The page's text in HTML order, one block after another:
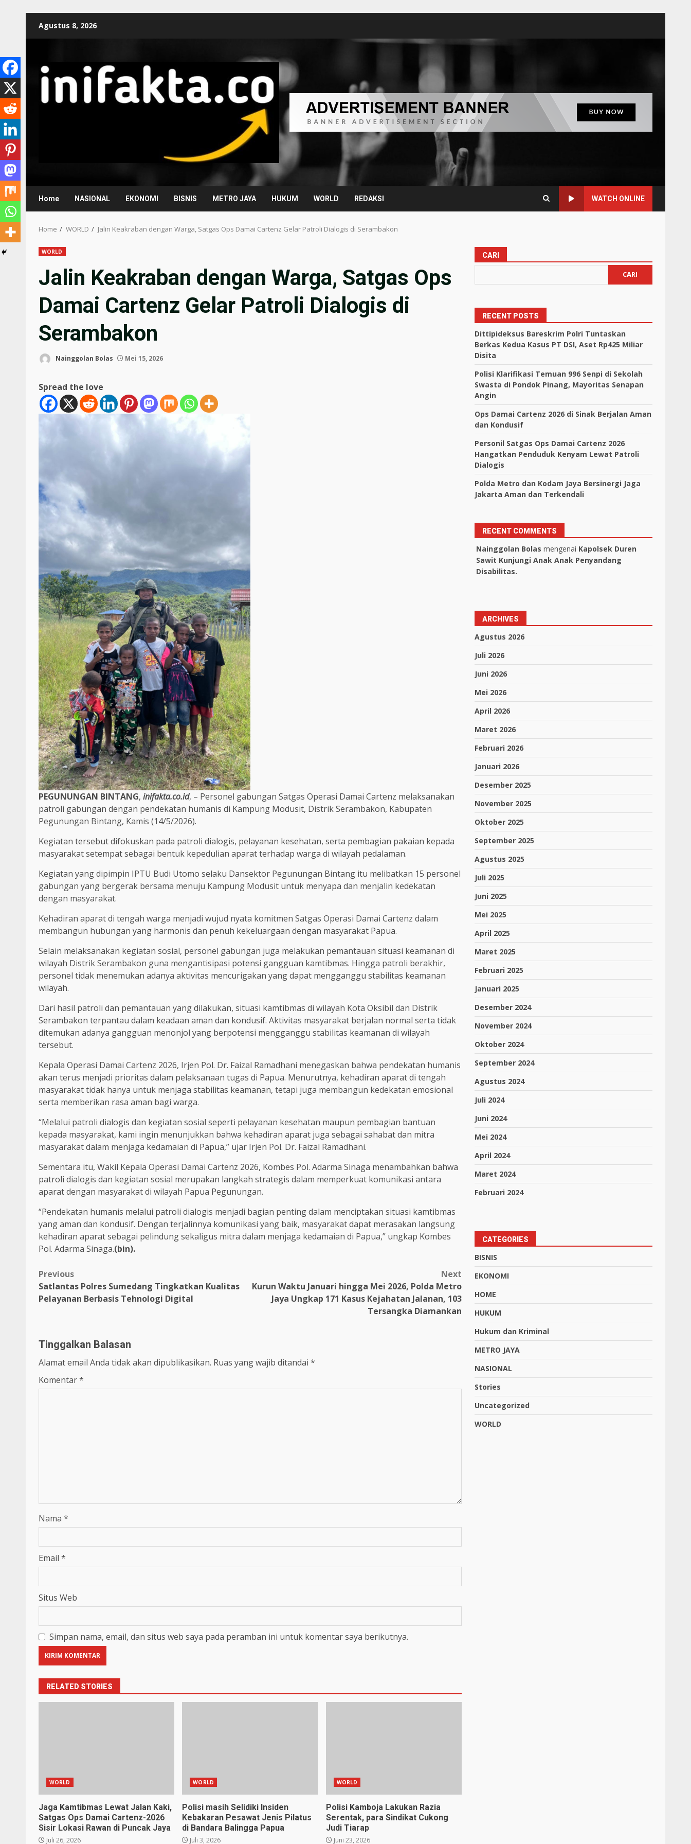
Agustus 8, 2026
Home NASIONAL EKONOMI BISNIS METRO JAYA HUKUM WORLD REDAKSI WATCH ONLINE
Home WORLD Jalin Keakraban dengan Warga, Satgas Ops Damai Cartenz Gelar Patroli Dialogis di Serambakon
WORLD
Jalin Keakraban dengan Warga, Satgas Ops
Damai Cartenz Gelar Patroli Dialogis di
Serambakon
Nainggolan Bolas Mei 15, 2026
Spread the love
PEGUNUNGAN BINTANG, inifakta.co.id, – Personel gabungan Satgas Operasi Damai Cartenz melaksanakan
patroli gabungan dengan pendekatan humanis di Kampung Modusit, Distrik Serambakon, Kabupaten
Pegunungan Bintang, Kamis (14/5/2026).
Kegiatan tersebut difokuskan pada patroli dialogis, pelayanan kesehatan, serta pembagian pakaian kepada
masyarakat setempat sebagai bentuk kepedulian aparat terhadap warga di wilayah pedalaman.
Kegiatan yang dipimpin IPTU Budi Utomo selaku Dansektor Pegunungan Bintang itu melibatkan 15 personel
gabungan yang bergerak bersama menuju Kampung Modusit untuk menyapa dan menjalin kedekatan
dengan masyarakat.
Kehadiran aparat di tengah warga menjadi wujud nyata komitmen Satgas Operasi Damai Cartenz dalam
membangun hubungan yang harmonis dan penuh kekeluargaan dengan masyarakat Papua.
Selain melaksanakan kegiatan sosial, personel gabungan juga melakukan pemantauan situasi keamanan di
wilayah Distrik Serambakon guna mengantisipasi potensi gangguan kamtibmas. Hingga patroli berakhir,
personel tidak menemukan adanya aktivitas mencurigakan yang dapat mengganggu stabilitas keamanan
wilayah.
Dari hasil patroli dan pemantauan yang dilakukan, situasi kamtibmas di wilayah Kota Oksibil dan Distrik
Serambakon terpantau dalam keadaan aman dan kondusif. Aktivitas masyarakat berjalan normal serta tidak
ditemukan adanya gangguan menonjol yang berpotensi mengganggu stabilitas keamanan di wilayah
tersebut.
Kepala Operasi Damai Cartenz 2026, Irjen Pol. Dr. Faizal Ramadhani menegaskan bahwa pendekatan humanis
akan terus menjadi prioritas dalam pelaksanaan tugas di Papua. Menurutnya, kehadiran aparat di tengah
masyarakat tidak hanya untuk menjaga stabilitas keamanan, tetapi juga membangun kedekatan emosional
serta memberikan rasa aman bagi warga.
“Melalui patroli dialogis dan kegiatan sosial seperti pelayanan kesehatan maupun pembagian bantuan
kepada masyarakat, kami ingin menunjukkan bahwa kehadiran aparat juga sebagai sahabat dan mitra
masyarakat dalam menjaga kedamaian di Papua,” ujar Irjen Pol. Dr. Faizal Ramadhani.
Sementara itu, Wakil Kepala Operasi Damai Cartenz 2026, Kombes Pol. Adarma Sinaga menambahkan bahwa
patroli dialogis dan kegiatan sosial merupakan langkah strategis dalam memperkuat komunikasi antara
aparat dengan masyarakat di wilayah Papua Pegunungan.
“Pendekatan humanis melalui patroli dialogis menjadi bagian penting dalam menciptakan situasi kamtibmas
yang aman dan kondusif. Dengan terjalinnya komunikasi yang baik, masyarakat dapat merasakan langsung
kehadiran aparat sebagai pelindung sekaligus mitra dalam menjaga kedamaian di Papua,” ungkap Kombes
Pol. Adarma Sinaga.(bin).
Previous
Satlantas Polres Sumedang Tingkatkan Kualitas
Pelayanan Berbasis Tehnologi Digital
Next
Kurun Waktu Januari hingga Mei 2026, Polda Metro
Jaya Ungkap 171 Kasus Kejahatan Jalanan, 103
Tersangka Diamankan
Tinggalkan Balasan
Alamat email Anda tidak akan dipublikasikan. Ruas yang wajib ditandai *
Komentar*
Nama *
Email *
Situs Web
Simpan nama, email, dan situs web saya pada peramban ini untuk komentar saya berikutnya.
RELATED STORIES
WORLD
Jaga Kamtibmas Lewat Jalan Kaki,
Satgas Ops Damai Cartenz-2026
Sisir Lokasi Rawan di Puncak Jaya
Juli 26, 2026
WORLD
Polisi masih Selidiki Insiden
Kebakaran Pesawat Jenis Pilatus
di Bandara Balingga Papua
Juli 3, 2026
WORLD
Polisi Kamboja Lakukan Razia
Serentak, para Sindikat Cukong
Judi Tiarap
Juni 23, 2026
CARI
CARI
RECENT POSTS
Dittipideksus Bareskrim Polri Tuntaskan
Berkas Kedua Kasus PT DSI, Aset Rp425 Miliar
Disita
Polisi Klarifikasi Temuan 996 Senpi di Sekolah
Swasta di Pondok Pinang, Mayoritas Senapan
Angin
Ops Damai Cartenz 2026 di Sinak Berjalan Aman
dan Kondusif
Personil Satgas Ops Damai Cartenz 2026
Hangatkan Penduduk Kenyam Lewat Patroli
Dialogis
Polda Metro dan Kodam Jaya Bersinergi Jaga
Jakarta Aman dan Terkendali
RECENT COMMENTS
Nainggolan Bolas mengenai Kapolsek Duren
Sawit Kunjungi Anak Anak Penyandang
Disabilitas.
ARCHIVES
Agustus 2026
Juli 2026
Juni 2026
Mei 2026
April 2026
Maret 2026
Februari 2026
Januari 2026
Desember 2025
November 2025
Oktober 2025
September 2025
Agustus 2025
Juli 2025
Juni 2025
Mei 2025
April 2025
Maret 2025
Februari 2025
Januari 2025
Desember 2024
November 2024
Oktober 2024
September 2024
Agustus 2024
Juli 2024
Juni 2024
Mei 2024
April 2024
Maret 2024
Februari 2024
CATEGORIES
BISNIS
EKONOMI
HOME
HUKUM
Hukum dan Kriminal
METRO JAYA
NASIONAL
Stories
Uncategorized
WORLD